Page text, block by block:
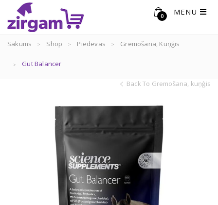
MENU
0
Sākums Shop Piedevas Gremošana, Kuņģis
Gut Balancer
Back To Gremošana, kuņģis